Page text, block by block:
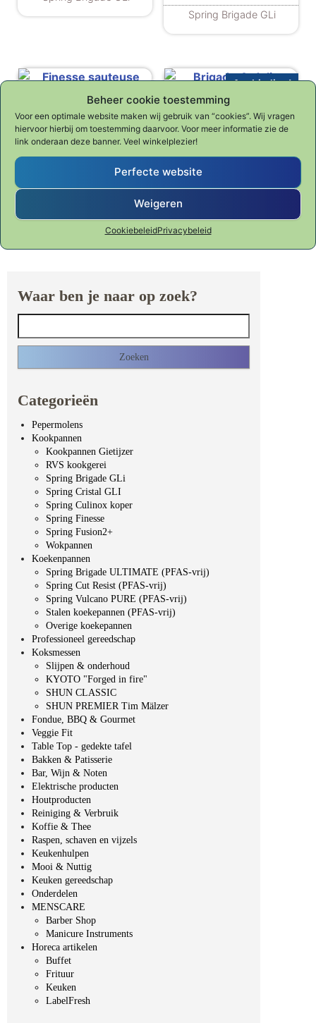
Beheer cookie toestemming
Voor een optimale website maken wij gebruik van “cookies”. Wij vragen
hiervoor hierbij om toestemming daarvoor. Voor meer informatie zie de
link onderaan deze banner. Veel winkelplezier!
Perfecte website
Weigeren
CookiebeleidPrivacybeleid
Dit product heeft meerdere variaties.
Spring Brigade GLi
Finesse sauteuse
€99.00
Spring Finesse
Aanbieding!
Brigade 4-delig kookset
€576.00
Spring Brigade GLi
Waar ben je naar op zoek?
Categorieën
Pepermolens
Kookpannen
Kookpannen Gietijzer
RVS kookgerei
Spring Brigade GLi
Spring Cristal GLI
Spring Culinox koper
Spring Finesse
Spring Fusion2+
Wokpannen
Koekenpannen
Spring Brigade ULTIMATE (PFAS-vrij)
Spring Cut Resist (PFAS-vrij)
Spring Vulcano PURE (PFAS-vrij)
Stalen koekepannen (PFAS-vrij)
Overige koekepannen
Professioneel gereedschap
Koksmessen
Slijpen & onderhoud
KYOTO "Forged in fire"
SHUN CLASSIC
SHUN PREMIER Tim Mälzer
Fondue, BBQ & Gourmet
Veggie Fit
Table Top - gedekte tafel
Bakken & Patisserie
Bar, Wijn & Noten
Elektrische producten
Houtproducten
Reiniging & Verbruik
Koffie & Thee
Raspen, schaven en vijzels
Keukenhulpen
Mooi & Nuttig
Keuken gereedschap
Onderdelen
MENSCARE
Barber Shop
Manicure Instruments
Horeca artikelen
Buffet
Frituur
Keuken
LabelFresh